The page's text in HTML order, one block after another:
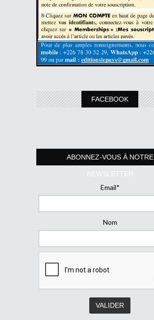
FACEBOOK
ABONNEZ-VOUS À NOTRE
NEWSLETTER
Email*
Nom